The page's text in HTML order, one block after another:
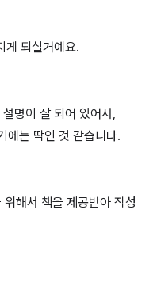
게 되실거예요.
명이 잘 되어 있어서,
에는 딱인 것 같습니다.
해서 책을 제공받아 작성